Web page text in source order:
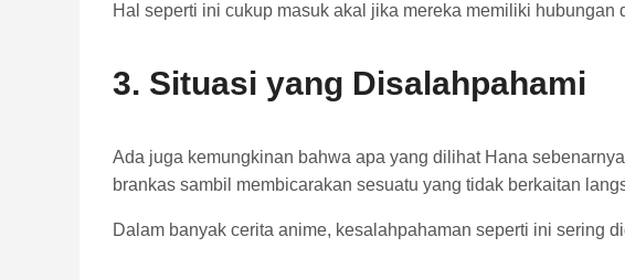
Hal seperti ini cukup masuk akal jika mereka memiliki
3. Situasi yang Disalahpahami
Ada juga kemungkinan bahwa apa yang dilihat Hana
brankas sambil membicarakan sesuatu yang tidak berkaitan
Dalam banyak cerita anime, kesalahpahaman seperti ini sering